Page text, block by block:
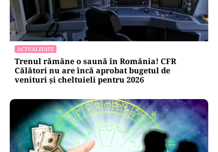
ACTUALITATE
Trenul rămâne o saună în România! CFR
Călători nu are încă aprobat bugetul de
venituri și cheltuieli pentru 2026